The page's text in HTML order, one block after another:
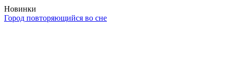
Новинки
Город повторяющийся во сне